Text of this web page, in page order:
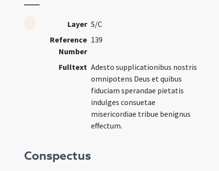
Layer S/C
Reference
Number
139
Fulltext Adesto supplicationibus nostris
omnipotens Deus et quibus
fiduciam sperandae pietatis
indulges consuetae
misericordiae tribue benignus
effectum.
Conspectus